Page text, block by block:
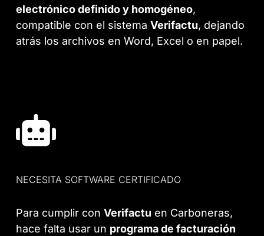
electrónico definido y homogéneo,
compatible con el sistemaVerifactu, dejando
atrás los archivos en Word, Excel o en papel.
NECESITA SOFTWARE CERTIFICADO
Para cumplir conVerifactu en Carboneras,
hace falta usar un programa de facturación